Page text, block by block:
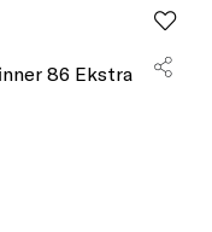
86 Ekstra